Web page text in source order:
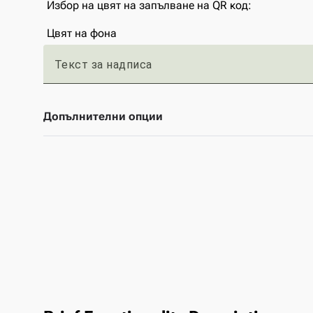
Избор на цвят на запълване на QR код:
Цвят на фона
Текст за надписа
Допълнителни опции